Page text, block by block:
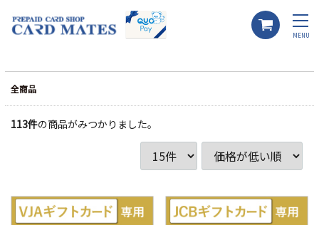
MENU
全商品
113件の商品がみつかりました。